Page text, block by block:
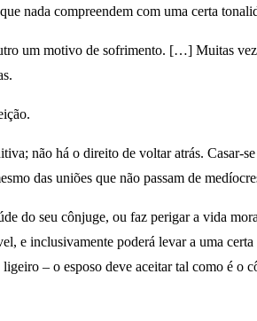
nada compreendem com uma certa
um motivo de sofrimento. […] Muitas
não há o direito de voltar atrás. Casar-
das uniões que não passam de
do seu cônjuge, ou faz perigar a vida
e inclusivamente poderá levar a uma
– o esposo deve aceitar tal como é o